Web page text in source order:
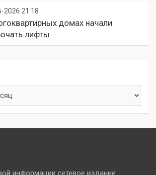
2026 21:18
домах начали
лифты
информации сетевое издание